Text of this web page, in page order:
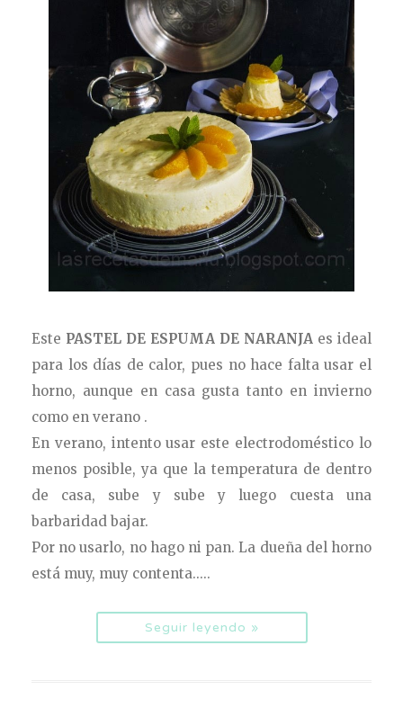
Este PASTEL DE ESPUMA DE NARANJA es ideal
para los días de calor, pues no hace falta usar el
horno, aunque en casa gusta tanto en invierno
como en verano .
En verano, intento usar este electrodoméstico lo
menos posible, ya que la temperatura de dentro
de casa, sube y sube y luego cuesta una
barbaridad bajar.
Por no usarlo, no hago ni pan. La dueña del horno
está muy, muy contenta.....
Seguir leyendo »